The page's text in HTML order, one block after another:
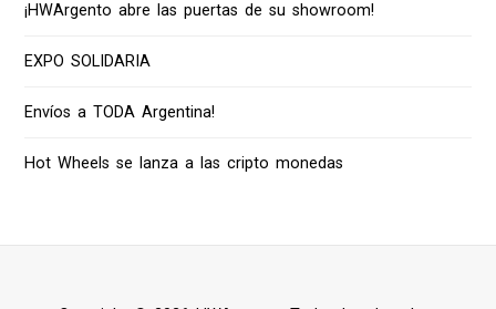
¡HWArgento abre las puertas de su showroom!
EXPO SOLIDARIA
Envíos a TODA Argentina!
Hot Wheels se lanza a las cripto monedas